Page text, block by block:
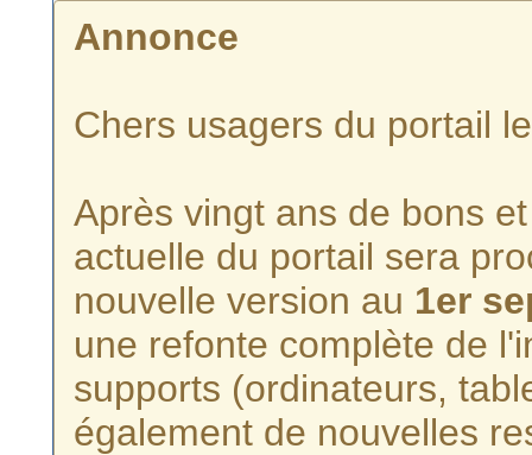
Annonce
Chers usagers du portail
Après vingt ans de bons
actuelle du portail sera
nouvelle version au 1er
une refonte complète de
supports (ordinateurs,
également de nouvelles